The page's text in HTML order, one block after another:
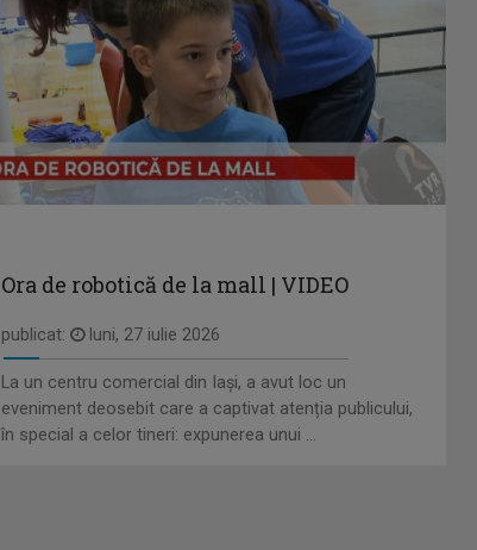
Ora de robotică de la mall | VIDEO
publicat: luni, 27 iulie 2026
La un centru comercial din Iași, a avut loc un
eveniment deosebit care a captivat atenția publicului,
în special a celor tineri: expunerea unui ...